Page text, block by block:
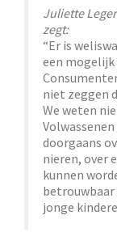
Juliette
zegt:
“Er is
een
niet zeggen
We weten
doorgaans
nieren, over
kunnen
betrouwbaar
jonge